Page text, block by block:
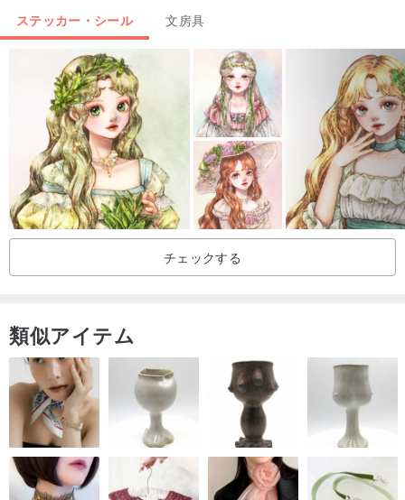
コストの都合上、この商品のみをご購入の場合、普通郵便での発送
となるため追跡番号は提供されません。香港および台湾各地への配
送が対象です。台湾への発送には約7〜14営業日かかります。万が
一、配送途中で紛失した場合の再送はいたしかねますので、追加送
料オプションのご利用をお勧めいたします。
ステッカー・シール 文房具
チェックする
類似アイテム